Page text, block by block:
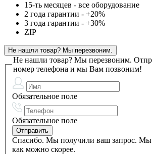
15-ть месяцев - все оборудование
2 года гарантии - +20%
3 года гарантии - +30%
ZIP
Не нашли товар? Мы перезвоним.
Не нашли товар? Мы перезвоним.
номер телефона и мы Вам позвоним!
Обязательное поле
Обязательное поле
Спасибо. Мы получили ваш запрос. Мы
как можно скорее.